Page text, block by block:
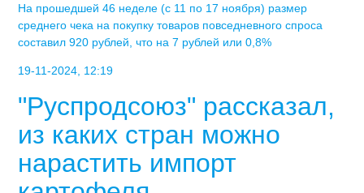
На прошедшей 46 неделе (с 11 по 17 ноября) размер
среднего чека на покупку товаров повседневного спроса
составил 920 рублей, что на 7 рублей или 0,8%
19-11-2024, 12:19
"Руспродсоюз" рассказал,
из каких стран можно
нарастить импорт